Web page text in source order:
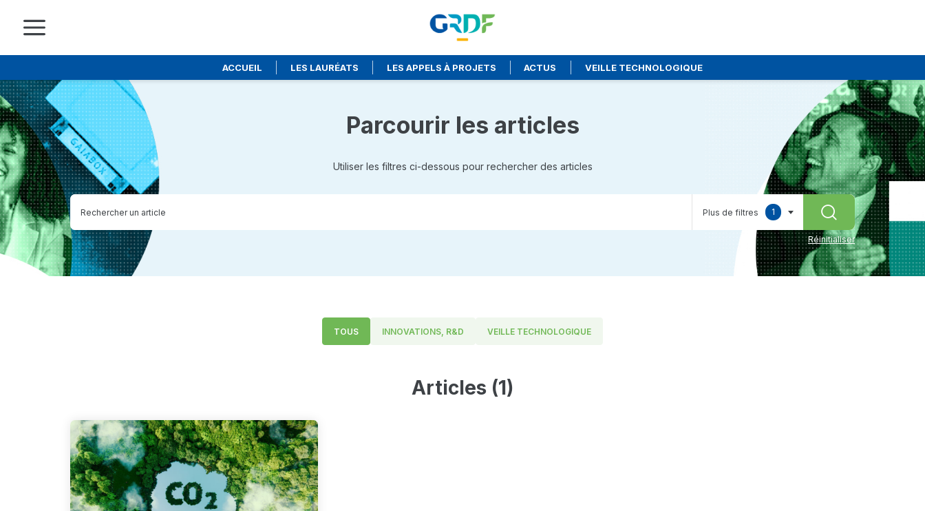
Skip
to
main
content
ACCUEIL LES LAURÉATS LES APPELS À PROJETS ACTUS VEILLE TECHNOLOGIQUE
Parcourir les articles
Utiliser les filtres ci-dessous pour rechercher des articles
Plus de filtres
1
RECHERCHER
Réinitialiser
TOUS INNOVATIONS, R&D VEILLE TECHNOLOGIQUE
Articles (1)